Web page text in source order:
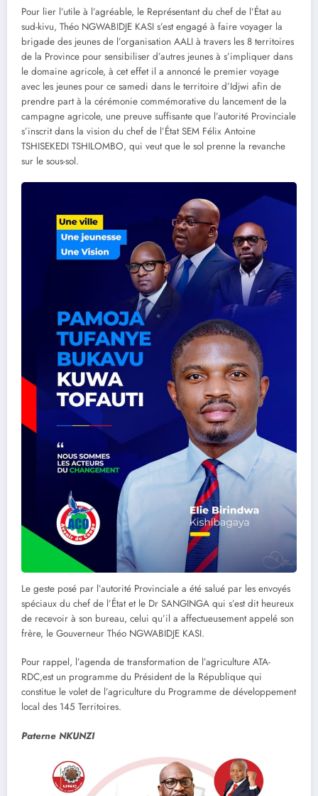
Pour lier l’utile à l’agréable, le Représentant du chef de l’État au
sud-kivu, Théo NGWABIDJE KASI s’est engagé à faire voyager la
brigade des jeunes de l’organisation AALI à travers les 8 territoires
de la Province pour sensibiliser d’autres jeunes à s’impliquer dans
le domaine agricole, à cet effet il a annoncé le premier voyage
avec les jeunes pour ce samedi dans le territoire d’Idjwi afin de
prendre part à la cérémonie commémorative du lancement de la
campagne agricole, une preuve suffisante que l’autorité Provinciale
s’inscrit dans la vision du chef de l’État SEM Félix Antoine
TSHISEKEDI TSHILOMBO, qui veut que le sol prenne la revanche
sur le sous-sol.
Le geste posé par l’autorité Provinciale a été salué par les envoyés
spéciaux du chef de l’État et le Dr SANGINGA qui s’est dit heureux
de recevoir à son bureau, celui qu’il a affectueusement appelé son
frère, le Gouverneur Théo NGWABIDJE KASI.
Pour rappel, l’agenda de transformation de l’agriculture ATA-
RDC,est un programme du Président de la République qui
constitue le volet de l’agriculture du Programme de développement
local des 145 Territoires.
Paterne NKUNZI